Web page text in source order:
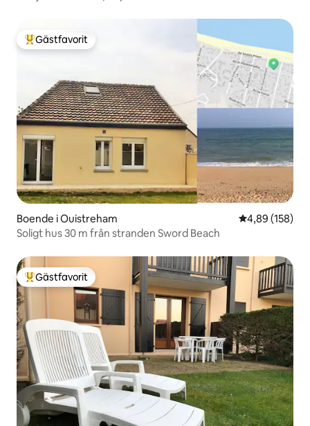
Populär gästfavorit
Gästfavorit
Boende i Ouistreham 4,89 av 5 i
4,89 (158)
Soligt hus 30 m från stranden Sword Beach
Populär gästfavorit
Gästfavorit